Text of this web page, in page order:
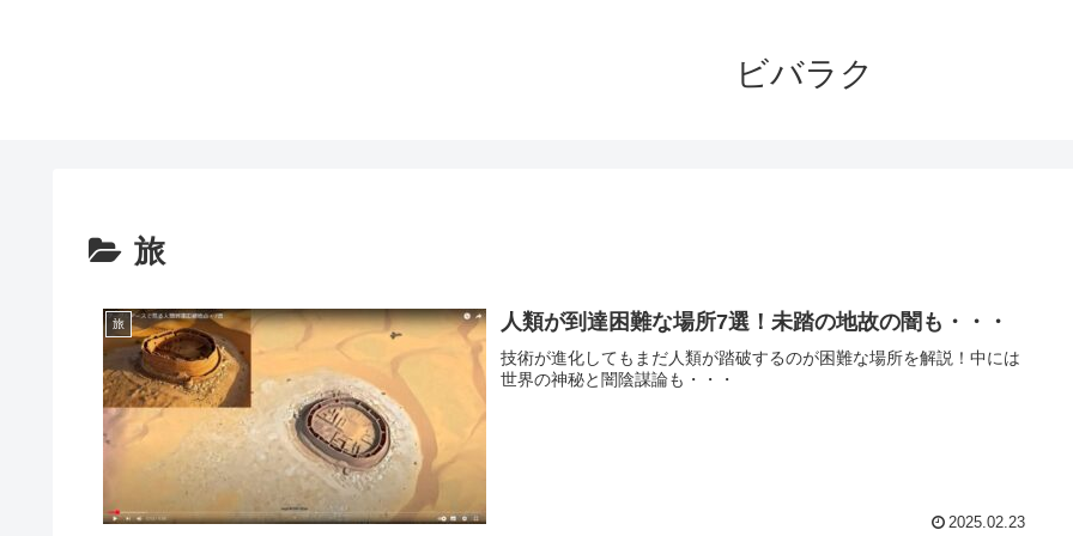
ビバラク
旅
旅 人類が到達困難な場所7選！未踏の地故の闇も・・・
技術が進化してもまだ人類が踏破するのが困難な場所を解説！中には
世界の神秘と闇陰謀論も・・・
2025.02.23